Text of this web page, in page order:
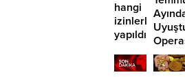
hangi
izinlerle
yapıldı?”
29